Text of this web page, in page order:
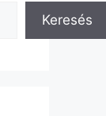
Keresés